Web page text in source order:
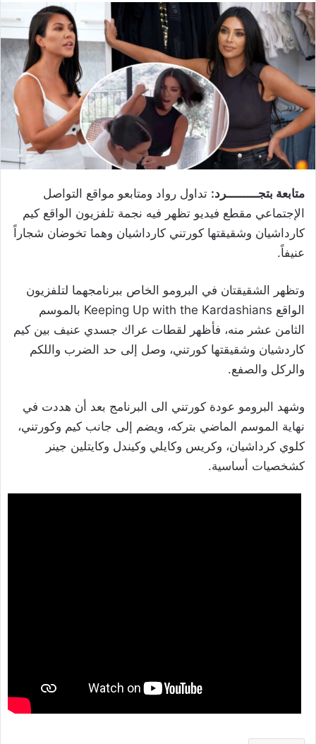
متابعة بتجـــــــــرد: تداول رواد ومتابعو مواقع التواصل
الإجتماعي مقطع فيديو تظهر فيه نجمة تلفزيون الواقع ​كيم
كارداشيان​ وشقيقتها ​كورتني كارداشيان​ وهما تخوضان شجاراً
عنيفاً.
وتظهر الشقيقتان في البرومو الخاص ببرنامجهما لتلفزيون
الواقع Keeping Up with the Kardashians بالموسم
الثامن عشر منه، فأظهر لقطات عراك جسدي عنيف بين كيم
كاردشيان وشقيقتها كورتني، وصل إلى حد الضرب واللكم
والركل والصفع.
وشهد البرومو عودة كورتني الى البرنامج بعد أن هددت في
نهاية الموسم الماضي بتركه، ويضم إلى جانب كيم وكورتني،
كلوي كرداشيان، وكريس وكايلي وكيندل وكايتلين جينر
كشخصيات أساسية.